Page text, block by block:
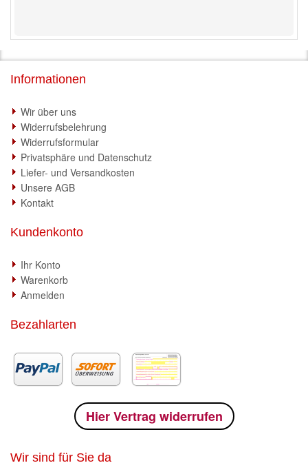
Informationen
Wir über uns
Widerrufsbelehrung
Widerrufsformular
Privatsphäre und Datenschutz
Liefer- und Versandkosten
Unsere AGB
Kontakt
Kundenkonto
Ihr Konto
Warenkorb
Anmelden
Bezahlarten
Hier Vertrag widerrufen
Wir sind für Sie da